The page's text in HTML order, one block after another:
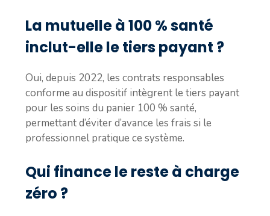
La mutuelle à 100 % santé
inclut-elle le tiers payant ?
Oui, depuis 2022, les contrats responsables
conforme au dispositif intègrent le tiers payant
pour les soins du panier 100 % santé,
permettant d’éviter d’avance les frais si le
professionnel pratique ce système.
Qui finance le reste à charge
zéro ?